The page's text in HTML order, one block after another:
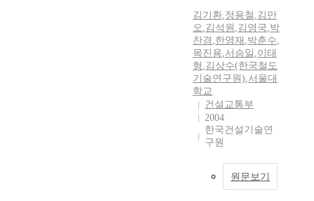
김기환,정용철 ,김만
오,김석원 ,김영국,박
찬경 ,한영재 ,박춘수,
목진용,서승일 ,이태
형 ,김상수(한국철도
기술연구원),서울대
학교
건설교통부
2004
한국건설기술연
구원
원문보기